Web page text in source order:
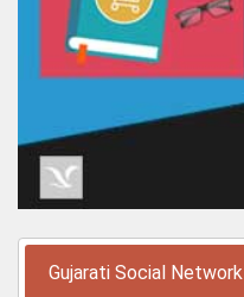
Gujarati Social Network